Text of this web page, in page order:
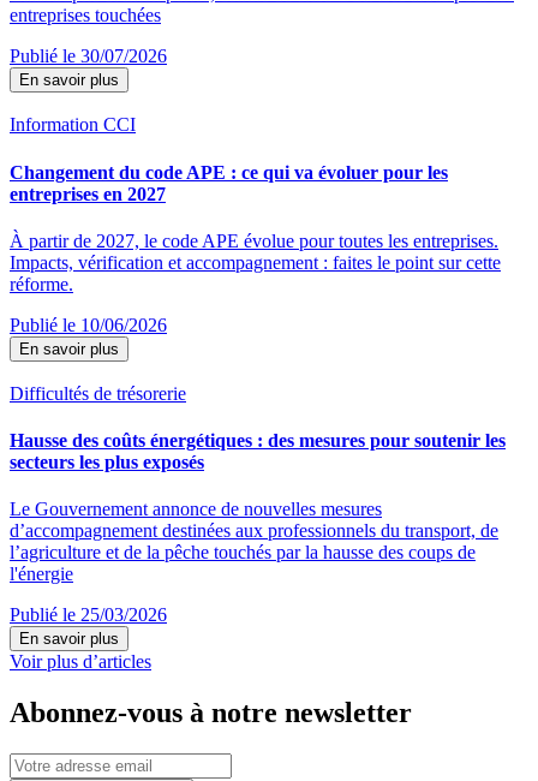
entreprises touchées
Publié le 30/07/2026
En savoir plus
Information CCI
Changement du code APE : ce qui va évoluer pour les
entreprises en 2027
À partir de 2027, le code APE évolue pour toutes les entreprises.
Impacts, vérification et accompagnement : faites le point sur cette
réforme.
Publié le 10/06/2026
En savoir plus
Difficultés de trésorerie
Hausse des coûts énergétiques : des mesures pour soutenir les
secteurs les plus exposés
Le Gouvernement annonce de nouvelles mesures
d’accompagnement destinées aux professionnels du transport, de
l’agriculture et de la pêche touchés par la hausse des coups de
l'énergie
Publié le 25/03/2026
En savoir plus
Voir plus d’articles
Abonnez-vous à notre newsletter